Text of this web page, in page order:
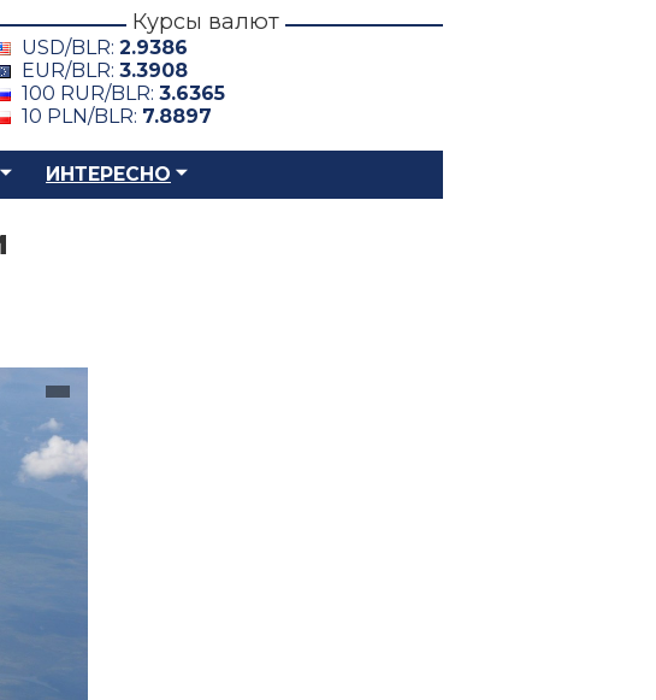
Курсы валют
USD/BLR: 2.9386
EUR/BLR: 3.3908
100 RUR/BLR: 3.6365
10 PLN/BLR: 7.8897
ИНТЕРЕСНО